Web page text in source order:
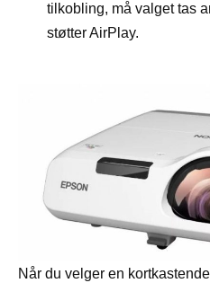
tilkobling, må valget tas
støtter AirPlay.
Når du velger en